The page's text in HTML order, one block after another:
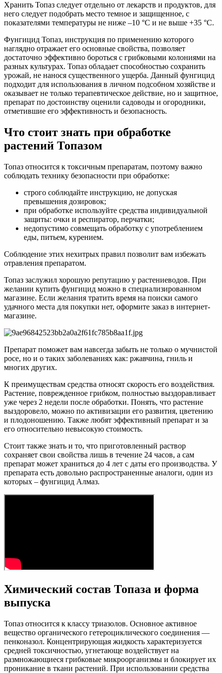
Хранить Топаз следует отдельно от лекарств и продуктов, для
него следует подобрать место темное и защищенное, с
показателями температуры не ниже –10 °C и не выше +35 °C.
Фунгицид Топаз, инструкция по применению которого
наглядно отражает его основные свойства, позволяет
достаточно эффективно бороться с грибковыми колониями на
разных культурах. Топаз обладает способностью сохранить
урожай, не нанося существенного ущерба. Данный фунгицид
подходит для использования в личном подсобном хозяйстве и
оказывает не только терапевтическое действие, но и защитное,
препарат по достоинству оценили садоводы и огородники,
отметившие его эффективность и безопасность.
Что стоит знать при обработке
растений Топазом
Топаз относится к токсичным препаратам, поэтому важно
соблюдать технику безопасности при обработке:
строго соблюдайте инструкцию, не допуская
превышения дозировок;
при обработке используйте средства индивидуальной
защиты: очки и респиратор, перчатки;
недопустимо совмещать обработку с употреблением
еды, питьем, курением.
Соблюдение этих нехитрых правил позволит вам избежать
отравления препаратом.
Топаз заслужил хорошую репутацию у растениеводов. При
желании купить фунгицид можно в специализированном
магазине. Если желания тратить время на поиски самого
удачного места для покупки нет, оформите заказ в интернет-
магазине.
Препарат поможет вам навсегда забыть не только о мучнистой
росе, но и о таких заболеваниях как: ржавчина, гниль и
многих других.
К преимуществам средства относят скорость его воздействия.
Растение, поврежденное грибком, полностью выздоравливает
уже через 2 недели после обработки. Понять, что растение
выздоровело, можно по активизации его развития, цветению
и плодоношению. Также любят эффективный препарат и за
его относительно невысокую стоимость.
Стоит также знать и то, что приготовленный раствор
сохраняет свои свойства лишь в течение 24 часов, а сам
препарат может храниться до 4 лет с даты его производства. У
препарата есть довольно распространенные аналоги, один из
которых – фунгицид Алмаз.
Химический состав Топаза и форма
выпуска
Топаз относится к классу триазолов. Основное активное
вещество органического гетероциклического соединения —
пенконазол. Концентрирующая жидкость характеризуется
средней токсичностью, угнетающе воздействует на
размножающиеся грибковые микроорганизмы и блокирует их
проникание в ткани растений. При использовании средства